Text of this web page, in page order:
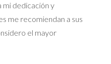
local, Iraido logró
durante las
potenciales. En lugar de
Javier y Marta pudieron
mi dedicación y
me recomiendan a sus
el mayor